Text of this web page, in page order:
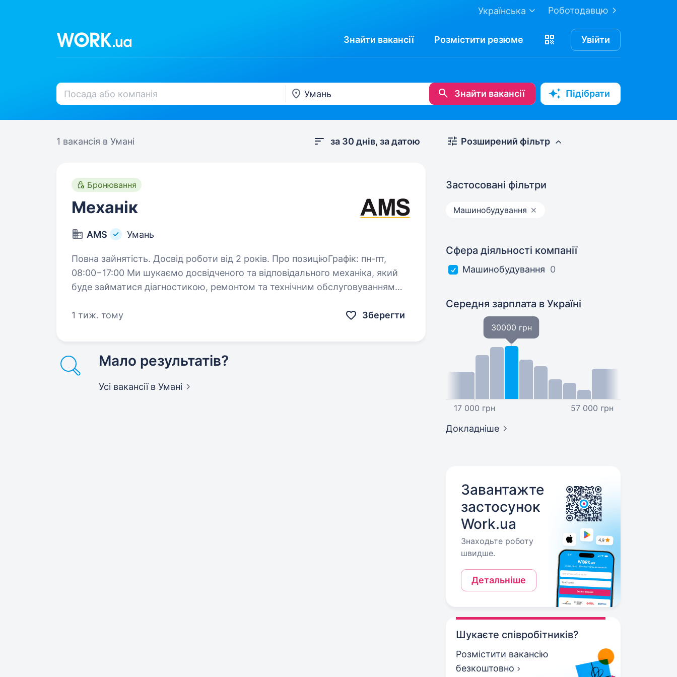
Роботодавцю
Українська
Знайти вакансії Розмістити резюме Увійти
Знайти вакансії Підібрати
1 вакансія в Умані за 30 днів, за датою
Бронювання
Механік
AMS Умань
Повна зайнятість. Досвід роботи від 2 років. Про позиціюГрафік: пн-пт,
08:00−17:00 Ми шукаємо досвідченого та відповідального механіка, який
буде займатися діагностикою, ремонтом та технічним обслуговуванням
1 тиж. тому
Зберегти
Мало результатів?
Усі вакансії в Умані
Розширений фільтр
Застосовані фільтри
Машинобудування
Сфера діяльності компанії
Машинобудування 0
Середня зарплата в Україні
17 000 грн
30000 грн
57 000 грн
Докладніше
Завантажте
застосунок
Work.ua
Знаходьте роботу
швидше.
Детальніше
Шукаєте співробітників?
Розмістити вакансію
безкоштовно